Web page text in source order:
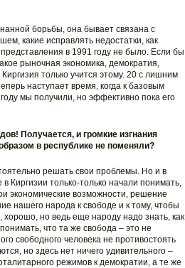
борьбы, она бывает связана с
какие исправлять недостатки, как
в 1991 году не было. Если бы
рыночная экономика, демократия,
только учится этому. 20 с лишним
наступает время, когда к базовым
мы получили, но эффективно пока его
Получается, и громкие изгнания
в республике не поменяли?
решать свои проблемы. Но и в
Киргизии только-только начали понимать,
экономические возможности, решение
нашего народа к свободе и к тому, чтобы
хорошо, но ведь еще народу надо знать, как
что та же свобода – это не
свободного человека не противостоять
но здесь нет ничего удивительного –
режимов к демократии, а те же